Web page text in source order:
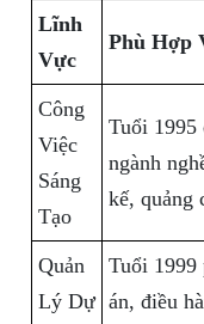
Lĩnh
Vực
Phù Hợp
Công
Việc
Sáng
Tạo
Tuổi 1995
ngành
kế, quảng
Quản
Lý Dự
Tuổi 1999
án, điều